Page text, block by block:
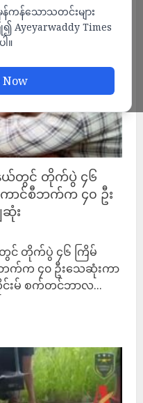
န်သောသတင်းများ
Ayeyarwaddy Times
။
Now
ယ်တွင် တိုက်ပွဲ ၄၆
ကောင်စီဘက်က ၄၀ ဦး
း
င် တိုက်ပွဲ ၄၆ ကြိမ်
စီဘက်က ၄၀ ဦးသေဆုံးကာ
င်းမ် စက်တင်ဘာလ...